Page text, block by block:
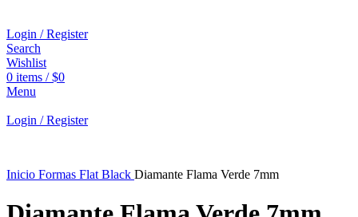
Login / Register
Search
Wishlist
0 items / $0
Menu
Login / Register
Inicio Formas Flat Black Diamante Flama Verde 7mm